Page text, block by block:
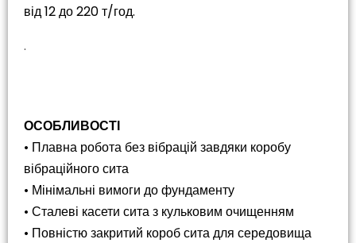
від 12 до 220 т/год.
.
ОСОБЛИВОСТІ
• Плавна робота без вібрацій завдяки коробу
вібраційного сита
• Мінімальні вимоги до фундаменту
• Сталеві касети сита з кульковим очищенням
• Повністю закритий короб сита для середовища